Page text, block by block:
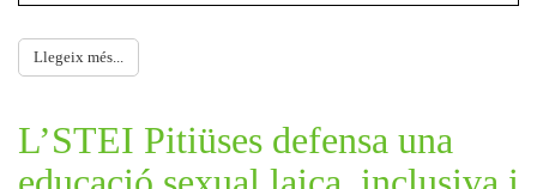
Llegeix més...
L’STEI Pitiüses defensa una